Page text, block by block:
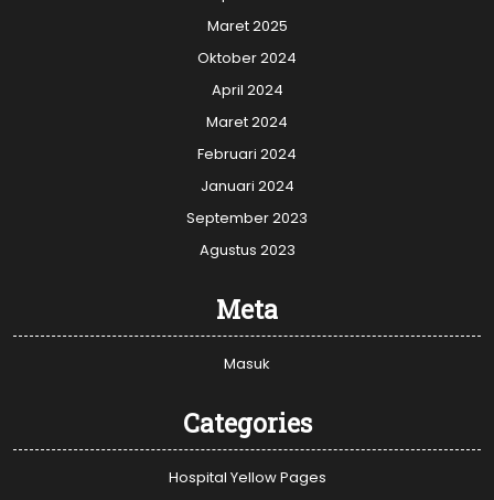
Maret 2025
Oktober 2024
April 2024
Maret 2024
Februari 2024
Januari 2024
September 2023
Agustus 2023
Meta
Masuk
Categories
Hospital Yellow Pages